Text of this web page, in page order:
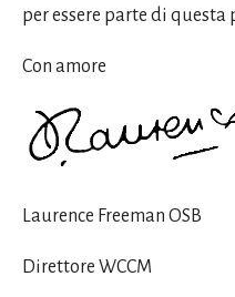
per essere parte di
Con amore
Laurence Freeman OSB
Direttore WCCM